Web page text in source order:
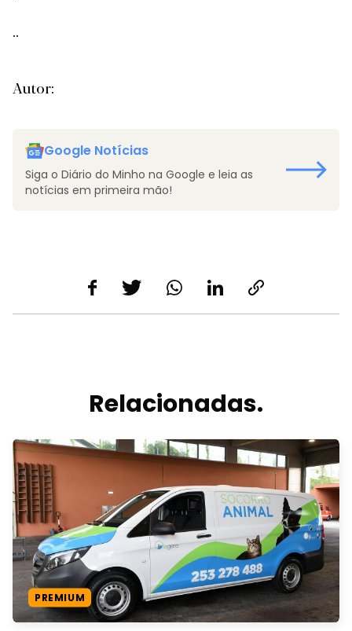
..
Autor:
Google Notícias
Siga o Diário do Minho na Google e leia as
notícias em primeira mão!
Relacionadas.
PREMIUM